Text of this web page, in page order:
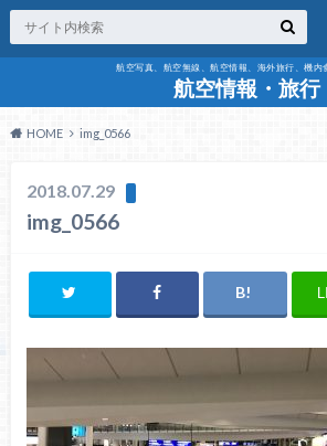
航空写真、航空無線、航空情報、海外旅行、機内
航空情報・旅行
HOME img_0566
2018.07.29
img_0566